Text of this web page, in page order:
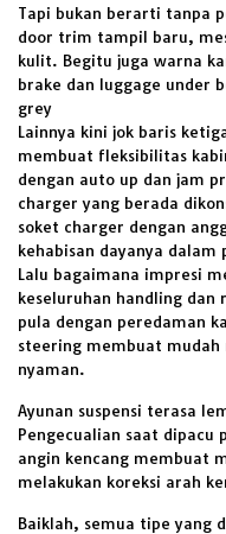
Tapi bukan berarti tanpa
door trim tampil baru,
kulit. Begitu juga warna
brake dan luggage under
grey
Lainnya kini jok baris
membuat fleksibilitas
dengan auto up dan jam
charger yang berada
soket charger dengan
kehabisan dayanya dalam
Lalu bagaimana impresi
keseluruhan handling dan
pula dengan peredaman
steering membuat
nyaman.
Ayunan suspensi terasa
Pengecualian saat
angin kencang membuat
melakukan koreksi arah
Baiklah, semua tipe yang